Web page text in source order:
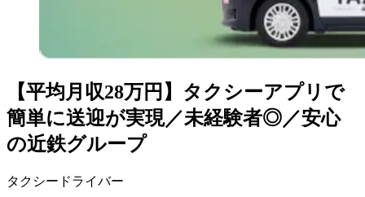
【平均月収28万円】タクシーアプリで
簡単に送迎が実現／未経験者◎／安心
の近鉄グループ
タクシードライバー